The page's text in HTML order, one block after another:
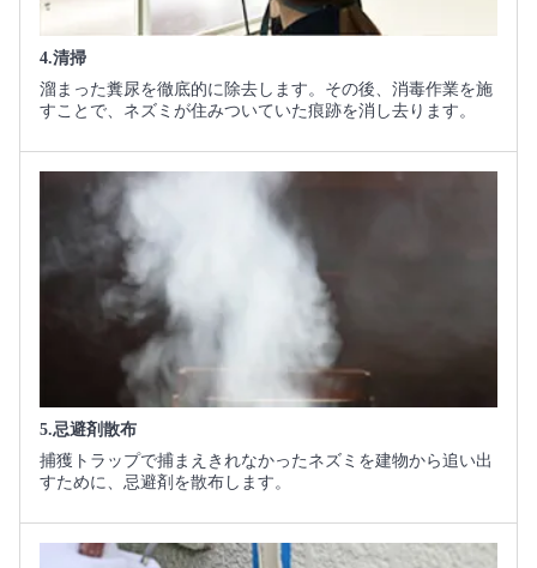
4.清掃
溜まった糞尿を徹底的に除去します。その後、消毒作業を施
すことで、ネズミが住みついていた痕跡を消し去ります。
5.忌避剤散布
捕獲トラップで捕まえきれなかったネズミを建物から追い出
すために、忌避剤を散布します。